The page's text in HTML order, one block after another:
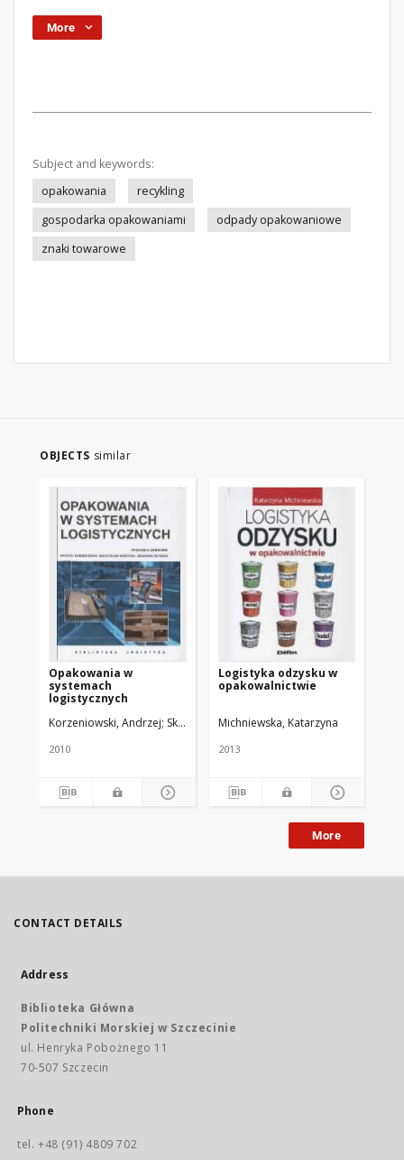
More
Subject and keywords:
opakowania
recykling
gospodarka opakowaniami
odpady opakowaniowe
znaki towarowe
OBJECTS similar
Opakowania w
systemach
logistycznych
Korzeniowski, Andrzej Skrzypek,Mieczysław Szyszka, Grzegorz
2010
Logistyka odzysku w
opakowalnictwie
Michniewska, Katarzyna
2013
More
CONTACT DETAILS
Address
Biblioteka Główna
Politechniki Morskiej w Szczecinie
ul. Henryka Pobożnego 11
70-507 Szczecin
Phone
tel. +48 (91) 4809 702